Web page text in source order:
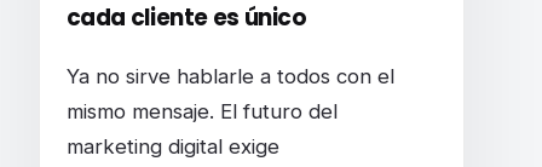
cada cliente es único
Ya no sirve hablarle a todos con el
mismo mensaje. El futuro del
marketing digital exige